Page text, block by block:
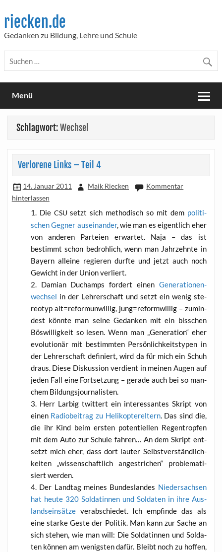
content
riecken.de
Gedanken zu Bildung, Lehre und Schule
Menü
Schlagwort:Wechsel
Verlorene Links – Teil 4
14. Januar 2011 Maik Riecken
Kommentar
hinterlassen
Die CSUsetzt sich metho­disch so mit dempoli­ti­
schen Geg­ner aus­ein­an­der, wie man es eigent­lich eher
von ande­ren Par­tei­en erwar­tet. Naja – das ist
bestimmt schon bedroh­lich, wenn man Jahr­zehn­te in
Bay­ern allei­ne regie­ren durf­te und jetzt auch noch
Gewicht in der Uni­on verliert.
Dami­an Duch­amps for­dert einen Gene­ra­tio­nen­
wech­sel in der Leh­rer­schaft und setzt ein wenig ste­
reo­typ alt=reformunwillig, jung=reformwillig – zumin­
dest könn­te man sei­ne Gedan­ken mit ein biss­chen
Bös­wil­lig­keit so lesen. Wenn man „Gene­ra­ti­on“ eher
evo­lu­tio­när mit bestimm­ten Per­sön­lich­keits­ty­pen in
der Leh­rer­schaft defi­niert, wird da für mich ein Schuh
draus. Die­se Dis­kus­si­on ver­dient in mei­nen Augen auf
jeden Fall eine Fort­set­zung – gera­de auch bei so man­
chem Bildungsjournalisten.
Herr Lar­big twit­tert ein inter­es­san­tes Skript von
einen Radio­bei­trag zu Heli­ko­pter­el­tern. Das sind die,
die ihr Kind beim ers­ten poten­ti­el­len Regen­trop­fen
mit dem Auto zur Schu­le fah­ren… An dem Skript ent­
setzt mich eher, dass dort lau­ter Selbst­ver­ständ­lich­
kei­ten „wis­sen­schaft­lich ange­stri­chen“ pro­ble­ma­ti­
siert werden.
Der Land­tag mei­nes Bun­des­lan­des Nie­der­sach­sen
hat heu­te 320 Sol­da­tin­nen und Sol­da­ten in ihre Aus­
lands­ein­sät­zever­ab­schie­det. Ich emp­fin­de das als
eine star­ke Ges­te der Poli­tik. Man kann zur Sache an
sich ste­hen, wie man will: Die Sol­da­tin­nen und Sol­da­
ten kön­nen am wenigs­ten dafür. Bleibt noch zu hof­fen,